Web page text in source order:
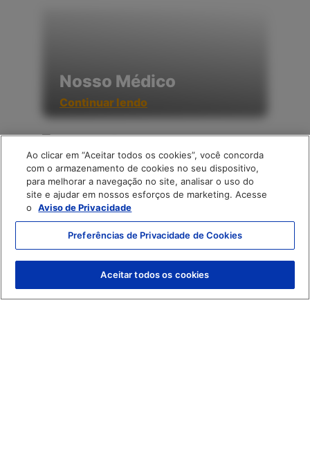
Nosso Médico
Continuar lendo
Nosso Plano
Continuar lendo
Ao clicar em “Aceitar todos os cookies”, você concorda
com o armazenamento de cookies no seu dispositivo,
para melhorar a navegação no site, analisar o uso do
site e ajudar em nossos esforços de marketing. Acesse
o
Aviso de Privacidade
Preferências de Privacidade de Cookies
Aceitar todos os cookies